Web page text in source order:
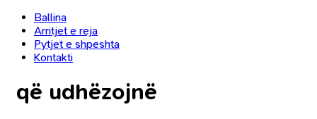
Ballina
Arritjet e reja
Pytjet e shpeshta
Kontakti
që udhëzojnë